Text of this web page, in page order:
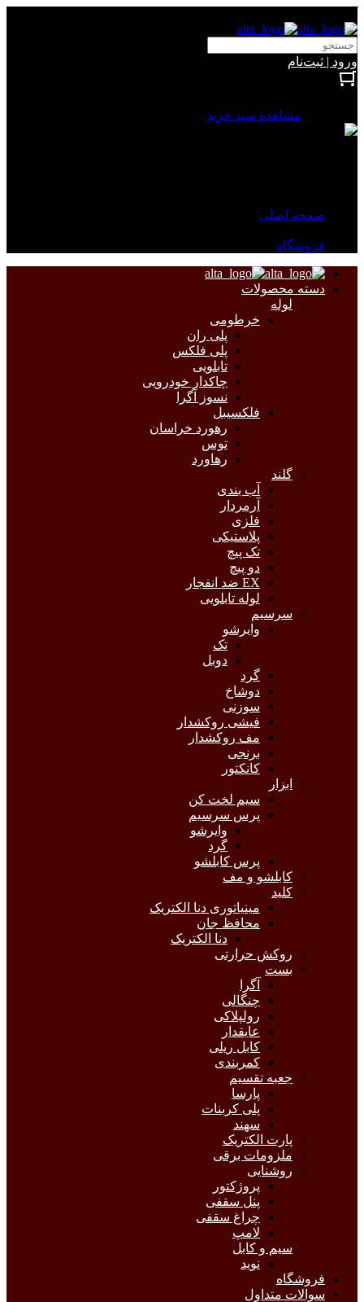
ورود | ثبت‌نام
مشاهده سبد خرید
صفحه اصلی
فروشگاه
دسته محصولات
لوله
خرطومی
پلی ران
پلی فلکس
تابلویی
چاکدار خودرویی
نسوز آگرا
فلکسیبل
رهورد خراسان
توس
رهاورد
گلند
آب بندی
آرمردار
فلزی
پلاستیکی
تک پیچ
دو پیچ
EX ضد انفجار
لوله تابلویی
سرسیم
وایرشو
تک
دوبل
گرد
دوشاخ
سوزنی
فیشی روکشدار
مف روکشدار
برنجی
کانکتور
ابزار
سیم لخت کن
پرس سرسیم
وایرشو
گرد
پرس کابلشو
کابلشو و مف
کلید
مینیاتوری دنا الکتریک
محافظ جان
دنا الکتریک
روکش حرارتی
بست
آگرا
چنگالی
رولپلاکی
عایقدار
کابل ریلی
کمربندی
جعبه تقسیم
پارسا
پلی کربنات
سهند
پارت الکتریک
ملزومات برقی
روشنایی
پروژکتور
پنل سقفی
چراغ سقفی
لامپ
سیم و کابل
نوید
فروشگاه
سوالات متداول